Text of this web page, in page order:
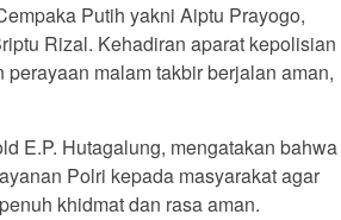
Putih yakni Aiptu Prayogo,
Rizal. Kehadiran aparat kepolisian
malam takbir berjalan aman,
E.P. Hutagalung, mengatakan bahwa
Polri kepada masyarakat agar
khidmat dan rasa aman.